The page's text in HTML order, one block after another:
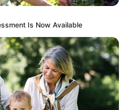
ตามราศี 2569 ประจำ
อ.รักษ์ เลขเด็ด
น ดูเพิ่มเติม
Is Now Available